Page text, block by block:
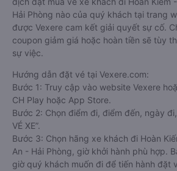
Hải Phòng nào của quý khách tại trang
được Vexere cam kết giải quyết sự cố.
coupon giảm giá hoặc hoàn tiền sẽ tùy
sự việc.
Hướng dẫn đặt vé tại Vexere.com:
Bước 1: Truy cập vào website Vexere
CH Play hoặc App Store.
Bước 2: Chọn điểm đi, điểm đến, ngày
VÉ XE”.
Bước 3: Chọn hãng xe khách đi Hoàn
An - Hải Phòng, giờ khởi hành phù hợp.
giờ quý khách muốn đi để tiến hành đặt